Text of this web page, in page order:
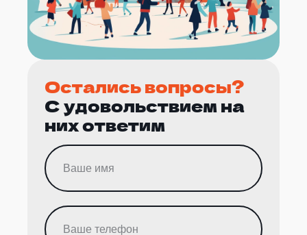
Остались вопросы?
С удовольствием на
них ответим